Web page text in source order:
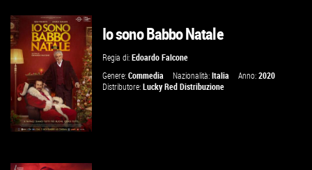
GUARDA IL TRAILER
VAI ALLA SCHEDA
Io sono Babbo Natale
Regia di:Edoardo Falcone
Genere:Commedia Nazionalità:Italia Anno:2020
Distributore:Lucky Red Distribuzione